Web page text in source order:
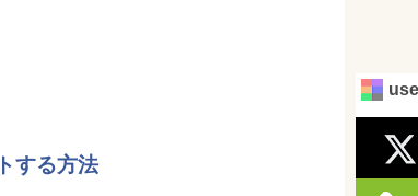
する方法